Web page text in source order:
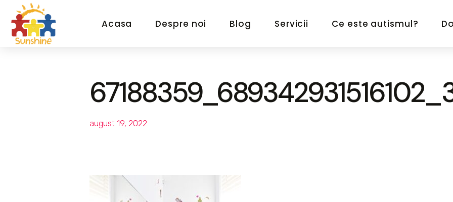
Acasa Despre noi Blog Servicii Ce este autismul?
august 19, 2022